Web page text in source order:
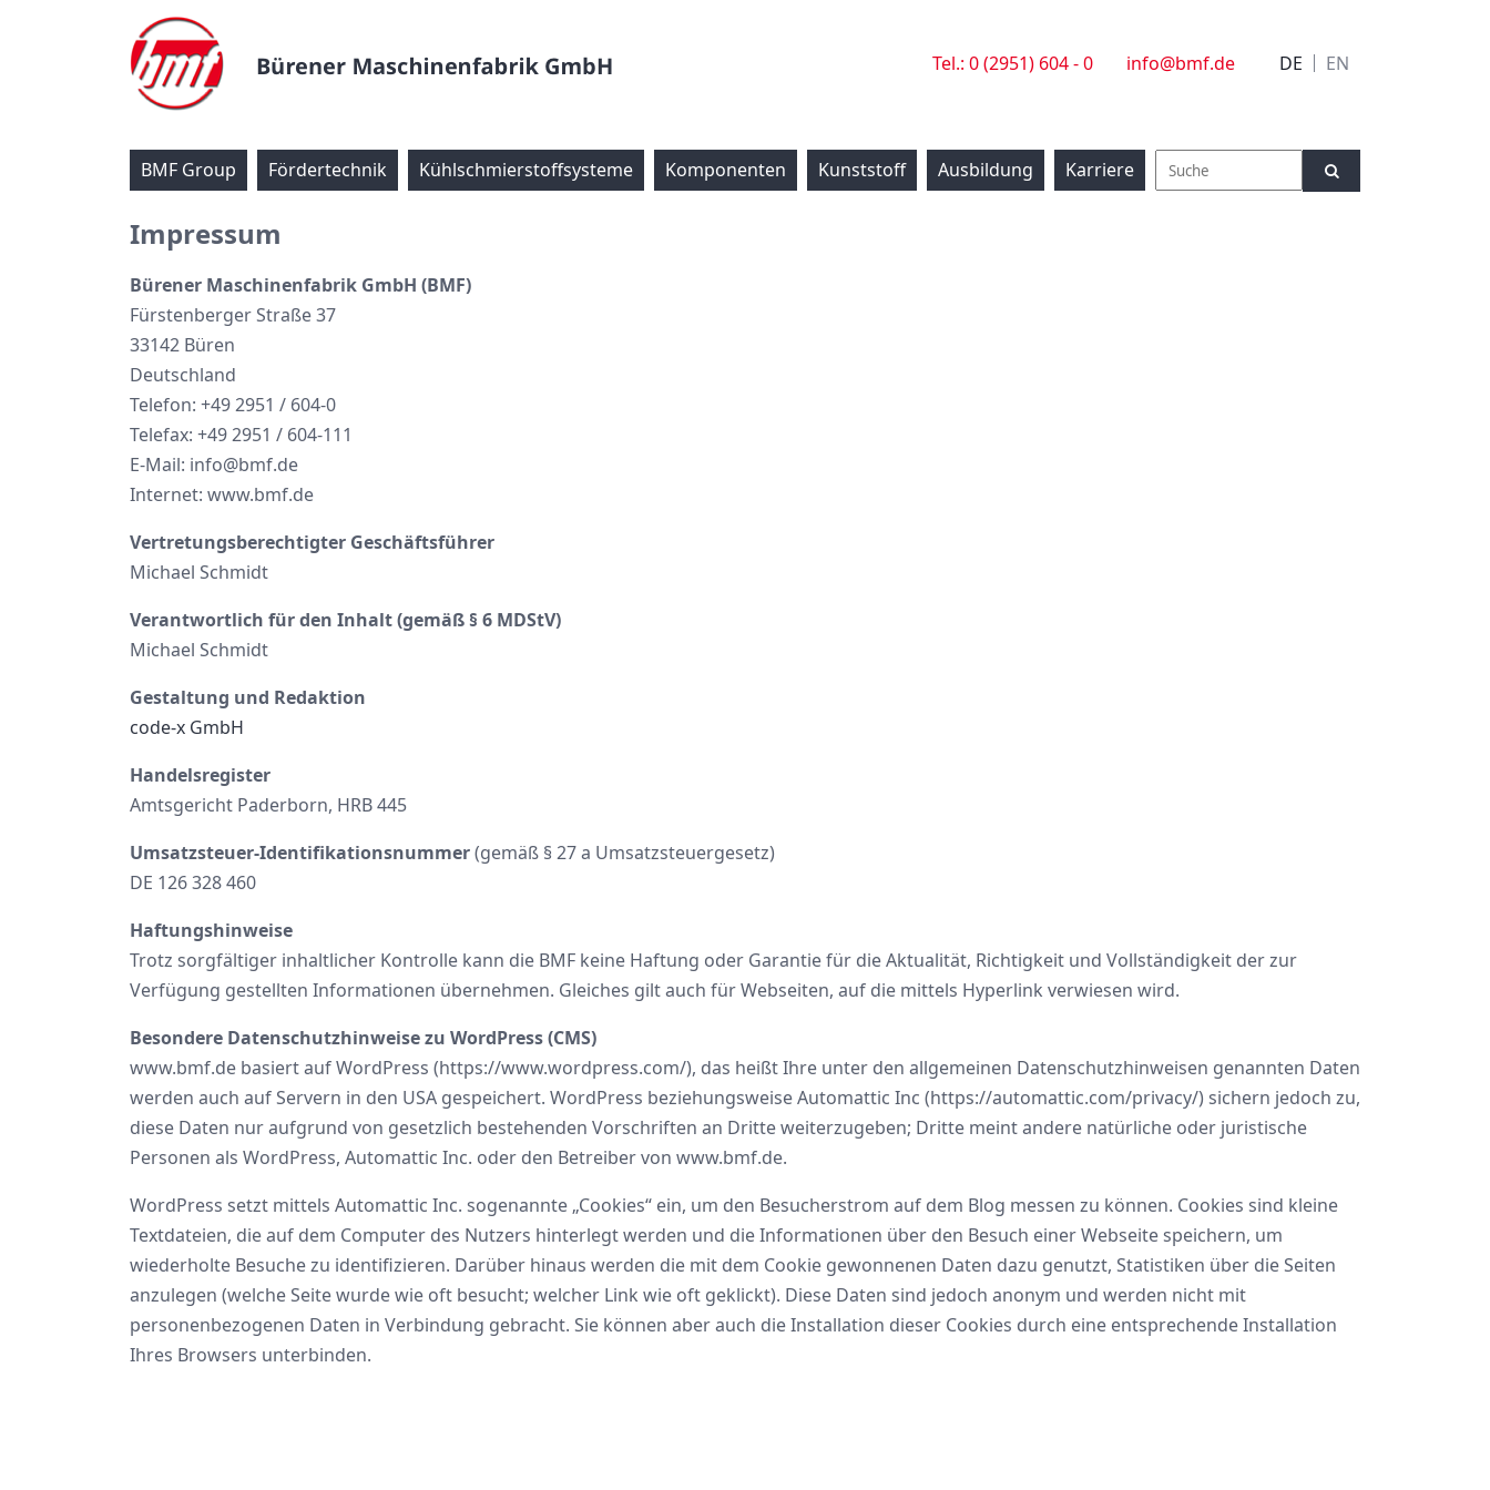
Tel.: 0 (2951) 604 - 0 info@bmf.de DE EN
BMF Group Fördertechnik Kühlschmierstoffsysteme Komponenten Kunststoff Ausbildung Karriere
.
Impressum
Bürener Maschinenfabrik GmbH (BMF)
Fürstenberger Straße 37
33142 Büren
Deutschland
Telefon: +49 2951 / 604-0
Telefax: +49 2951 / 604-111
E-Mail: info@bmf.de
Internet: www.bmf.de
Vertretungsberechtigter Geschäftsführer
Michael Schmidt
Verantwortlich für den Inhalt (gemäß § 6 MDStV)
Michael Schmidt
Gestaltung und Redaktion
code-x GmbH
Handelsregister
Amtsgericht Paderborn, HRB 445
Umsatzsteuer-Identifikationsnummer(gemäß § 27 a Umsatzsteuergesetz)
DE 126 328 460
Haftungshinweise
Trotz sorgfältiger inhaltlicher Kontrolle kann die BMF keine Haftung oder Garantie für die Aktualität, Richtigkeit und Vollständigkeit der zur
Verfügung gestellten Informationen übernehmen. Gleiches gilt auch für Webseiten, auf die mittels Hyperlink verwiesen wird.
Besondere Datenschutzhinweise zu WordPress (CMS)
www.bmf.de basiert auf WordPress (https://www.wordpress.com/), das heißt Ihre unter den allgemeinen Datenschutzhinweisen genannten Daten
werden auch auf Servern in den USA gespeichert. WordPress beziehungsweise Automattic Inc (https://automattic.com/privacy/) sichern jedoch zu,
diese Daten nur aufgrund von gesetzlich bestehenden Vorschriften an Dritte weiterzugeben; Dritte meint andere natürliche oder juristische
Personen als WordPress, Automattic Inc. oder den Betreiber von www.bmf.de.
WordPress setzt mittels Automattic Inc. sogenannte „Cookies“ ein, um den Besucherstrom auf dem Blog messen zu können. Cookies sind kleine
Textdateien, die auf dem Computer des Nutzers hinterlegt werden und die Informationen über den Besuch einer Webseite speichern, um
wiederholte Besuche zu identifizieren. Darüber hinaus werden die mit dem Cookie gewonnenen Daten dazu genutzt, Statistiken über die Seiten
anzulegen (welche Seite wurde wie oft besucht; welcher Link wie oft geklickt). Diese Daten sind jedoch anonym und werden nicht mit
personenbezogenen Daten in Verbindung gebracht. Sie können aber auch die Installation dieser Cookies durch eine entsprechende Installation
Ihres Browsers unterbinden.